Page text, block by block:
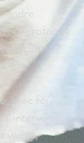
profonde
pour
avec foi,
intervenir
variés,